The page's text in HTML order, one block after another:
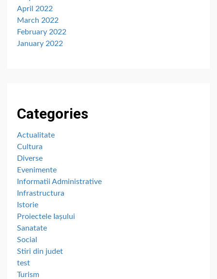
April 2022
March 2022
February 2022
January 2022
Categories
Actualitate
Cultura
Diverse
Evenimente
Informatii Administrative
Infrastructura
Istorie
Proiectele Iașului
Sanatate
Social
Stiri din judet
test
Turism